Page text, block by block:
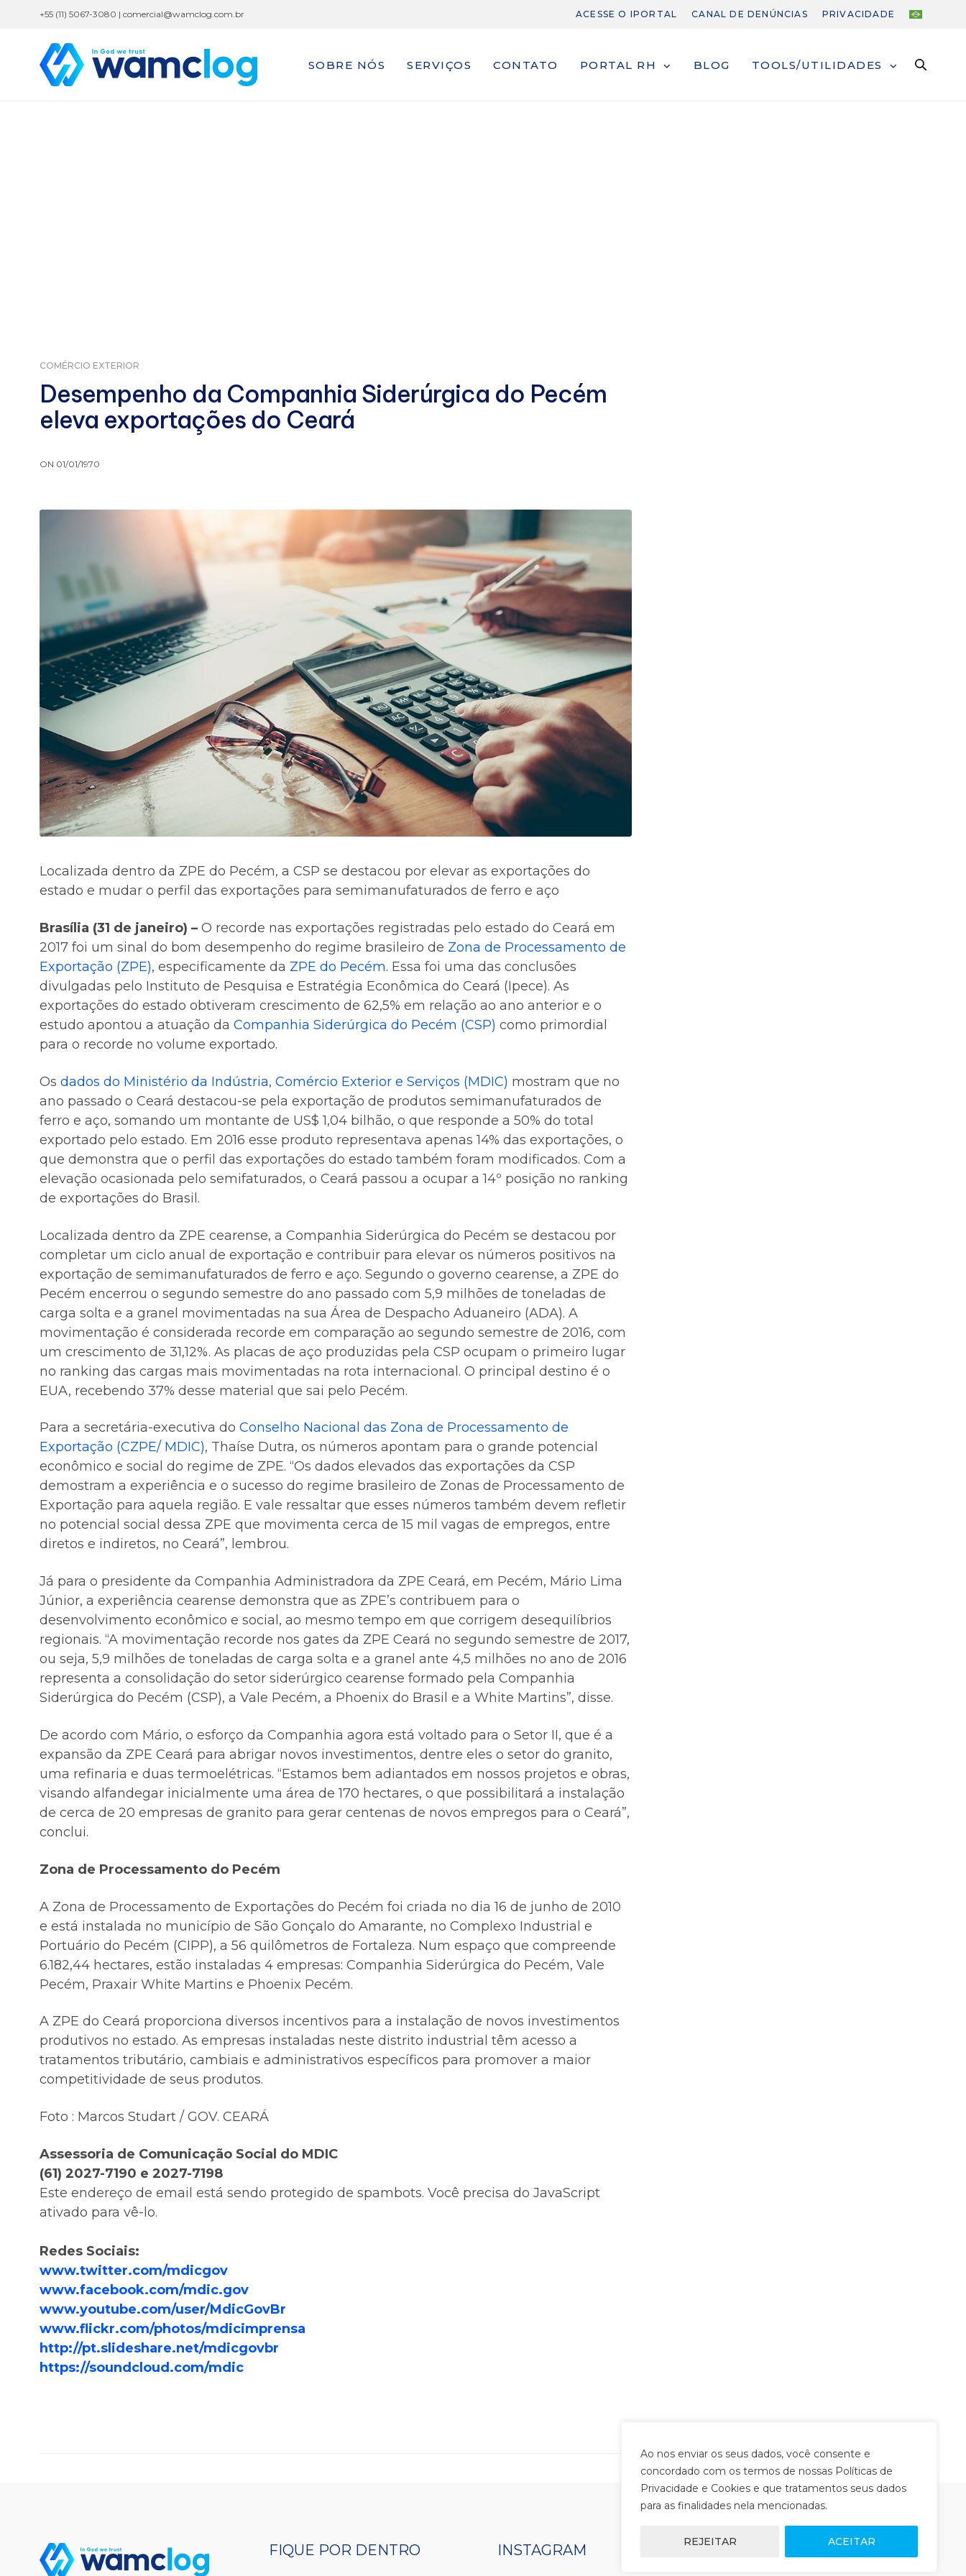
Ao nos enviar os seus dados, você consente e
concordado com os termos de nossas Políticas de
Privacidade e Cookies e que tratamentos seus dados
para as finalidades nela mencionadas.
REJEITAR ACEITAR
+55 (11) 5067-3080 |comercial@wamclog.com.br ACESSE O IPORTAL CANAL DE DENÚNCIAS PRIVACIDADE
SOBRE NÓS SERVIÇOS CONTATO PORTAL RH BLOG TOOLS/UTILIDADES
COMÉRCIO EXTERIOR
Desempenho da Companhia Siderúrgica do Pecém
eleva exportações do Ceará
ON 01/01/1970
Localizada dentro da ZPE do Pecém, a CSP se destacou por elevar as exportações do
estado e mudar o perfil das exportações para semimanufaturados de ferro e aço
Brasília (31 de janeiro) – O recorde nas exportações registradas pelo estado do Ceará em
2017 foi um sinal do bom desempenho do regime brasileiro de Zona de Processamento de
Exportação (ZPE), especificamente da ZPE do Pecém. Essa foi uma das conclusões
divulgadas pelo Instituto de Pesquisa e Estratégia Econômica do Ceará (Ipece). As
exportações do estado obtiveram crescimento de 62,5% em relação ao ano anterior e o
estudo apontou a atuação daCompanhia Siderúrgica do Pecém (CSP) como primordial
para o recorde no volume exportado.
Osdados do Ministério da Indústria, Comércio Exterior e Serviços (MDIC) mostram que no
ano passado o Ceará destacou-se pela exportação de produtos semimanufaturados de
ferro e aço, somando um montante de US$ 1,04 bilhão, o que responde a 50% do total
exportado pelo estado. Em 2016 esse produto representava apenas 14% das exportações, o
que demonstra que o perfil das exportações do estado também foram modificados. Com a
elevação ocasionada pelo semifaturados, o Ceará passou a ocupar a 14º posição no ranking
de exportações do Brasil.
Localizada dentro da ZPE cearense, a Companhia Siderúrgica do Pecém se destacou por
completar um ciclo anual de exportação e contribuir para elevar os números positivos na
exportação de semimanufaturados de ferro e aço. Segundo o governo cearense, a ZPE do
Pecém encerrou o segundo semestre do ano passado com 5,9 milhões de toneladas de
carga solta e a granel movimentadas na sua Área de Despacho Aduaneiro (ADA). A
movimentação é considerada recorde em comparação ao segundo semestre de 2016, com
um crescimento de 31,12%. As placas de aço produzidas pela CSP ocupam o primeiro lugar
no ranking das cargas mais movimentadas na rota internacional. O principal destino é o
EUA, recebendo 37% desse material que sai pelo Pecém.
Para a secretária-executiva doConselho Nacional das Zona de Processamento de
Exportação (CZPE/ MDIC), Thaíse Dutra, os números apontam para o grande potencial
econômico e social do regime de ZPE. “Os dados elevados das exportações da CSP
demostram a experiência e o sucesso do regime brasileiro de Zonas de Processamento de
Exportação para aquela região. E vale ressaltar que esses números também devem refletir
no potencial social dessa ZPE que movimenta cerca de 15 mil vagas de empregos, entre
diretos e indiretos, no Ceará”, lembrou.
Já para o presidente da Companhia Administradora da ZPE Ceará, em Pecém, Mário Lima
Júnior, a experiência cearense demonstra que as ZPE’s contribuem para o
desenvolvimento econômico e social, ao mesmo tempo em que corrigem desequilíbrios
regionais. “A movimentação recorde nos gates da ZPE Ceará no segundo semestre de 2017,
ou seja, 5,9 milhões de toneladas de carga solta e a granel ante 4,5 milhões no ano de 2016
representa a consolidação do setor siderúrgico cearense formado pela Companhia
Siderúrgica do Pecém (CSP), a Vale Pecém, a Phoenix do Brasil e a White Martins”, disse.
De acordo com Mário, o esforço da Companhia agora está voltado para o Setor II, que é a
expansão da ZPE Ceará para abrigar novos investimentos, dentre eles o setor do granito,
uma refinaria e duas termoelétricas. “Estamos bem adiantados em nossos projetos e obras,
visando alfandegar inicialmente uma área de 170 hectares, o que possibilitará a instalação
de cerca de 20 empresas de granito para gerar centenas de novos empregos para o Ceará”,
conclui.
Zona de Processamento do Pecém
A Zona de Processamento de Exportações do Pecém foi criada no dia 16 de junho de 2010
e está instalada no município de São Gonçalo do Amarante, no Complexo Industrial e
Portuário do Pecém (CIPP), a 56 quilômetros de Fortaleza. Num espaço que compreende
6.182,44 hectares, estão instaladas 4 empresas: Companhia Siderúrgica do Pecém, Vale
Pecém, Praxair White Martins e Phoenix Pecém.
A ZPE do Ceará proporciona diversos incentivos para a instalação de novos investimentos
produtivos no estado. As empresas instaladas neste distrito industrial têm acesso a
tratamentos tributário, cambiais e administrativos específicos para promover a maior
competitividade de seus produtos.
Foto : Marcos Studart / GOV. CEARÁ
Assessoria de Comunicação Social do MDIC
(61) 2027-7190 e 2027-7198
Este endereço de email está sendo protegido de spambots. Você precisa do JavaScript
ativado para vê-lo.
Redes Sociais:
www.twitter.com/mdicgov
www.facebook.com/mdic.gov
www.youtube.com/user/MdicGovBr
www.flickr.com/photos/mdicimprensa
http://pt.slideshare.net/mdicgovbr
https://soundcloud.com/mdic
FIQUE POR DENTRO INSTAGRAM ENTRE EM CONTATO